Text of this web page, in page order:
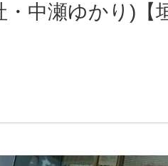
中瀬ゆかり)【